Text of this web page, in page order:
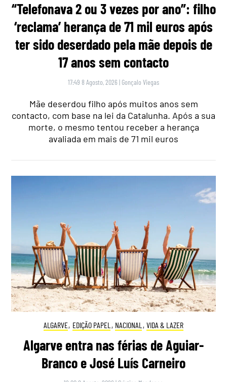
“Telefonava 2 ou 3 vezes por ano”: filho
‘reclama’ herança de 71 mil euros após
ter sido deserdado pela mãe depois de
17 anos sem contacto
17:49 8 Agosto, 2026 | Gonçalo Viegas
Mãe deserdou filho após muitos anos sem
contacto, com base na lei da Catalunha. Após a sua
morte, o mesmo tentou receber a herança
avaliada em mais de 71 mil euros
ALGARVE, EDIÇÃO PAPEL , NACIONAL , VIDA & LAZER
Algarve entra nas férias de Aguiar-
Branco e José Luís Carneiro